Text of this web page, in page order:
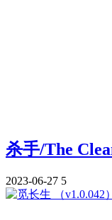
杀手/The
2023-06-27 5